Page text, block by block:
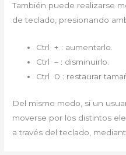
También puede realizarse
de teclado, presionando
Ctrl + : aumentarlo.
Ctrl – : disminuirlo.
Ctrl 0 : restaurar
Del mismo modo, si un
moverse por los distintos
a través del teclado,